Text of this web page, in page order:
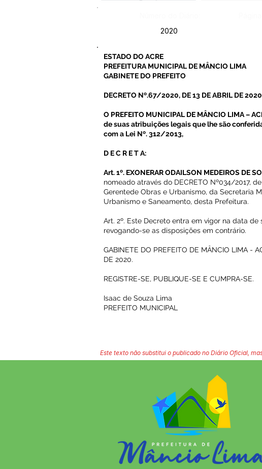
2020
ESTADO DO ACRE
PREFEITURA MUNICIPAL DE MÂNCIO LIMA
GABINETE DO PREFEITO
DECRETO Nº.67/2020, DE 13 DE ABRIL DE
O PREFEITO MUNICIPAL DE MÂNCIO LIMA –
de suas atribuições legais que lhe são
com a Lei Nº. 312/2013,
D E C R E T A:
Art. 1º. EXONERAR ODAILSON MEDEIROS DE
nomeado através do DECRETO Nº034/2017,
Gerentede Obras e Urbanismo, da Secretaria
Urbanismo e Saneamento, desta Prefeitura.
Art. 2º. Este Decreto entra em vigor na data de
revogando-se as disposições em contrário.
GABINETE DO PREFEITO DE MÂNCIO LIMA -
DE 2020.
REGISTRE-SE, PUBLIQUE-SE E CUMPRA-SE.
Isaac de Souza Lima
PREFEITO MUNICIPAL
Este texto não substitui o publicado no Diário Oficial,